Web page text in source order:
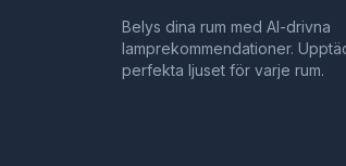
Belys dina rum med AI-drivna
lamprekommendationer.
perfekta ljuset för varje rum.